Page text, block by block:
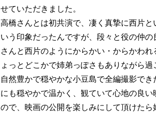
せていただきました。
高橋さんとは初共演で、凄く真摯に西片
いう印象だったんですが、段々と役の仲
さんと西片のようにからかい・からかわ
ょっとどこかで姉弟っぽさもありながら過
自然豊かで穏やかな小豆島で全編撮影で
にも穏やかで温かく、観ていて心地の良
ので、映画の公開を楽しみにして頂けたら